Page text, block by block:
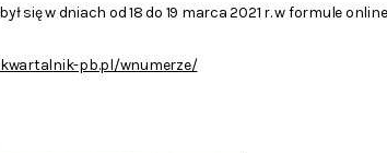
się w dniach od 18 do 19 marca 2021 r. w formule
pb.pl/wnumerze/